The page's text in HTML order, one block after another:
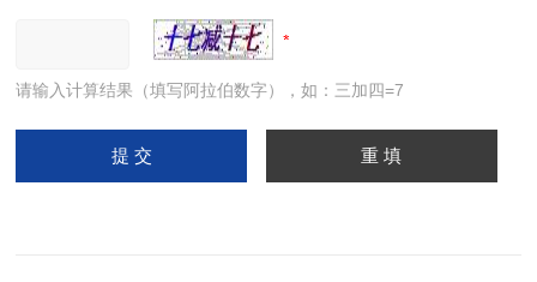
请输入计算结果（填写阿拉伯数字），如：三加四=7